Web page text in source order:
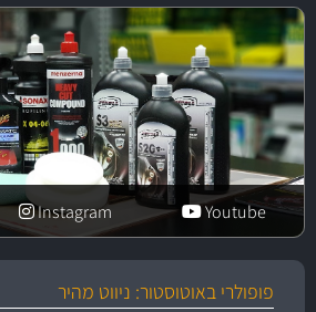
Youtube
Instagram
פופולרי באוטוסטור: ניווט מהיר